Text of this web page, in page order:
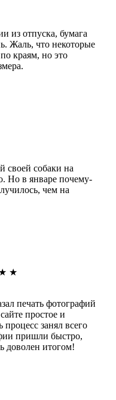
из отпуска, бумага
Жаль, что некоторые
краям, но это
своей собаки на
Но в январе почему-
чем на
★
печать фотографий
простое и
занял всего
пришли быстро,
доволен итогом!